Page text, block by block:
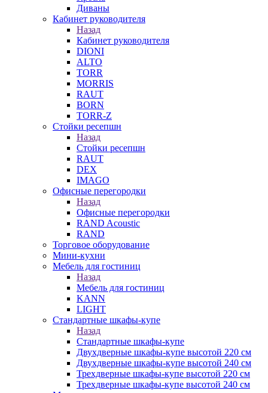
Диваны
Кабинет руководителя
Назад
Кабинет руководителя
DIONI
ALTO
TORR
MORRIS
RAUT
BORN
TORR-Z
Стойки ресепшн
Назад
Стойки ресепшн
RAUT
DEX
IMAGO
Офисные перегородки
Назад
Офисные перегородки
RAND Acoustic
RAND
Торговое оборудование
Мини-кухни
Мебель для гостиниц
Назад
Мебель для гостиниц
KANN
LIGHT
Стандартные шкафы-купе
Назад
Стандартные шкафы-купе
Двухдверные шкафы-купе высотой 220 см
Двухдверные шкафы-купе высотой 240 см
Трехдверные шкафы-купе высотой 220 см
Трехдверные шкафы-купе высотой 240 см